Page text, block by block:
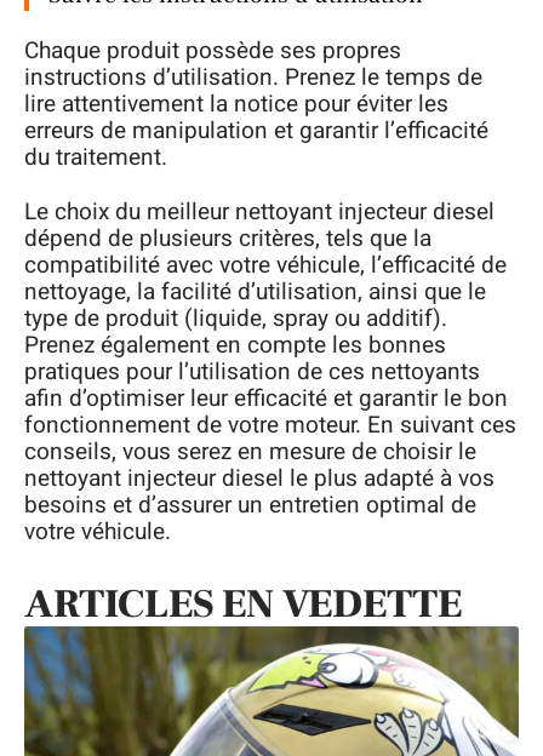
Chaque produit possède ses propres
instructions d’utilisation. Prenez le temps de
lire attentivement la notice pour éviter les
erreurs de manipulation et garantir l’efficacité
du traitement.
Le choix du meilleur nettoyant injecteur diesel
dépend de plusieurs critères, tels que la
compatibilité avec votre véhicule, l’efficacité de
nettoyage, la facilité d’utilisation, ainsi que le
type de produit (liquide, spray ou additif).
Prenez également en compte les bonnes
pratiques pour l’utilisation de ces nettoyants
afin d’optimiser leur efficacité et garantir le bon
fonctionnement de votre moteur. En suivant ces
conseils, vous serez en mesure de choisir le
nettoyant injecteur diesel le plus adapté à vos
besoins et d’assurer un entretien optimal de
votre véhicule.
ARTICLES EN VEDETTE